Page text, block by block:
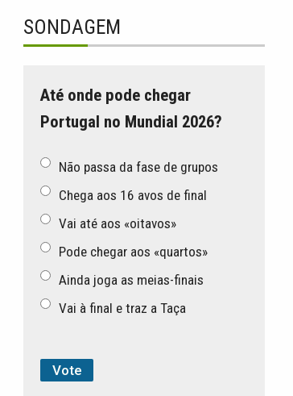
SONDAGEM
Até onde pode chegar
Portugal no Mundial 2026?
Não passa da fase de grupos
Chega aos 16 avos de final
Vai até aos «oitavos»
Pode chegar aos «quartos»
Ainda joga as meias-finais
Vai à final e traz a Taça